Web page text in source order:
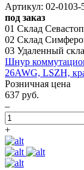
Артикул: 02-0103-
под заказ
01 Склад
02 Склад
03 Удаленный
Шнур
26AWG, LSZH,
Розничная цена
637 руб.
–
+